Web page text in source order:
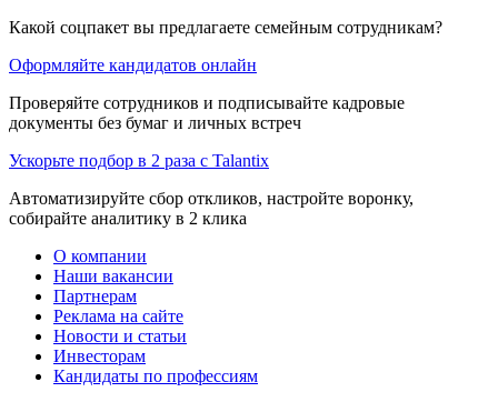
Какой соцпакет вы предлагаете семейным сотрудникам?
Оформляйте кандидатов онлайн
Проверяйте сотрудников и подписывайте кадровые
документы без бумаг и личных встреч
Ускорьте подбор в 2 раза с Talantix
Автоматизируйте сбор откликов, настройте воронку,
собирайте аналитику в 2 клика
О компании
Наши вакансии
Партнерам
Реклама на сайте
Новости и статьи
Инвесторам
Кандидаты по профессиям